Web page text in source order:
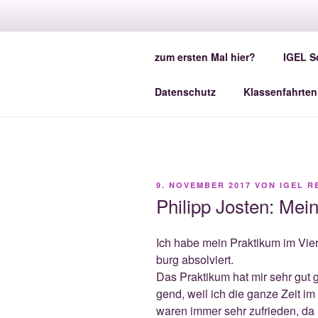
IGEL - DIE
zum ersten Mal hier? IGEL
Datenschutz
VERÖFFENTLICHT
9. NOVEMBER 2017 VON IGEL
Philipp Josten:
Ich habe mein Prak­ti­kum im
burg absolviert.
Das Prak­ti­kum hat mir sehr gut
gend, weil ich die gan­ze Zeit
waren immer sehr zufrie­den,